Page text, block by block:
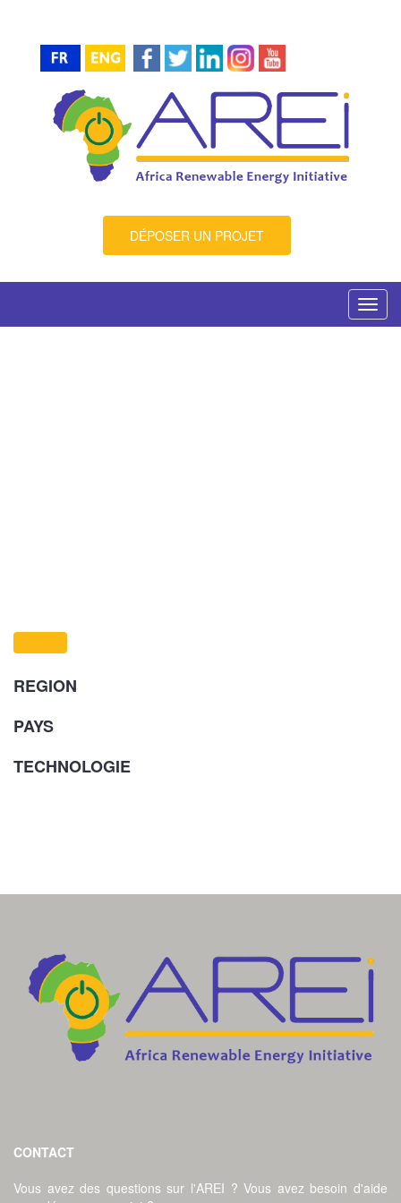
DÉPOSER UN PROJET
REGION
PAYS
TECHNOLOGIE
CONTACT
Vous avez des questions sur l'AREI ? Vous avez besoin d'aide